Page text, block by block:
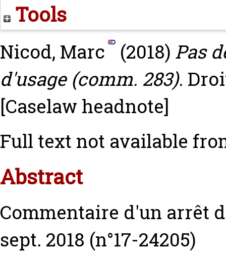
Tools
Nicod, Marc (2018) Pas
d'usage (comm. 283).
[Caselaw headnote]
Full text not available
Abstract
Commentaire d'un arrêt
sept. 2018 (n°17-24205)